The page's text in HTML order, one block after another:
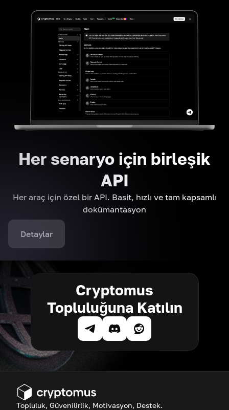
Her senaryo için birleşik
API
Her araç için özel bir API. Basit, hızlı ve tam kapsamlı
dokümantasyon
Detaylar
Cryptomus
Topluluğuna Katılın
Topluluk, Güvenilirlik, Motivasyon, Destek.